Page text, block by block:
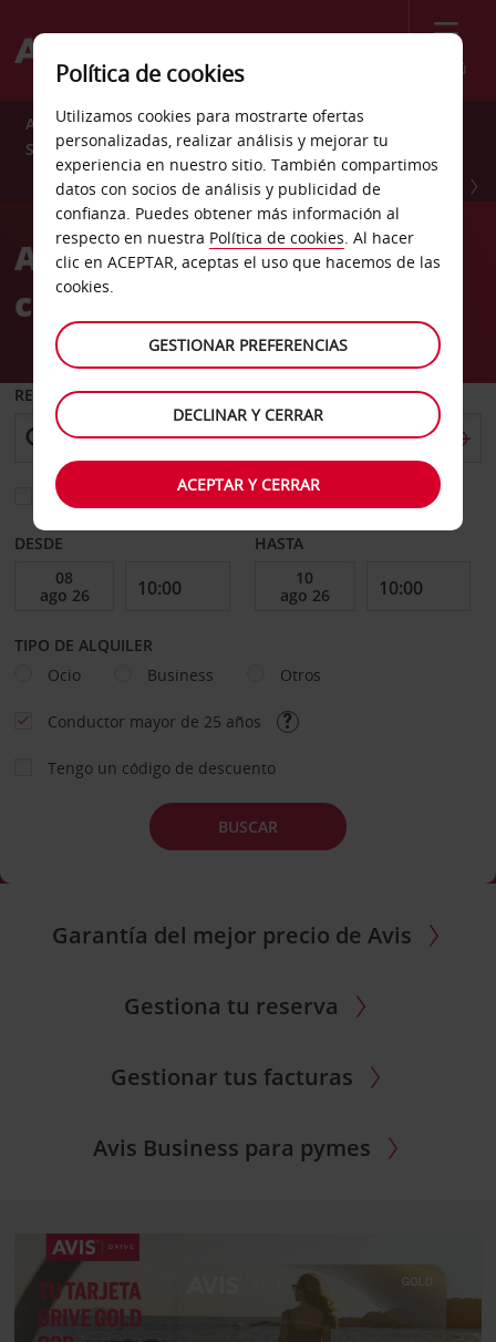
Menú
Ahorra un 10 % durante todo el año con Avis Preferred.
Suscríbete GRATIS ahora.
INSCRÍBETE YA
Alquiler de coches con
confianza
RECOGER EN
Elegir otra oficina de devolución
DESDE HASTA
TIPO DE ALQUILER
Ocio
Business Otros
Conductor mayor de 25 años
Tengo un código de descuento
BUSCAR
Garantía del mejor precio de Avis
Gestiona tu reserva
Gestionar tus facturas
Avis Business para pymes
Política de cookies
Utilizamos cookies para mostrarte ofertas
personalizadas, realizar análisis y mejorar tu
experiencia en nuestro sitio. También compartimos
datos con socios de análisis y publicidad de
confianza. Puedes obtener más información al
respecto en nuestra Política de cookies. Al hacer
clic en ACEPTAR, aceptas el uso que hacemos de las
cookies.
GESTIONAR PREFERENCIAS
DECLINAR Y CERRAR
ACEPTAR Y CERRAR